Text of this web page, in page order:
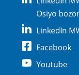
Osiyo
LinkedIn
Facebook
Youtube